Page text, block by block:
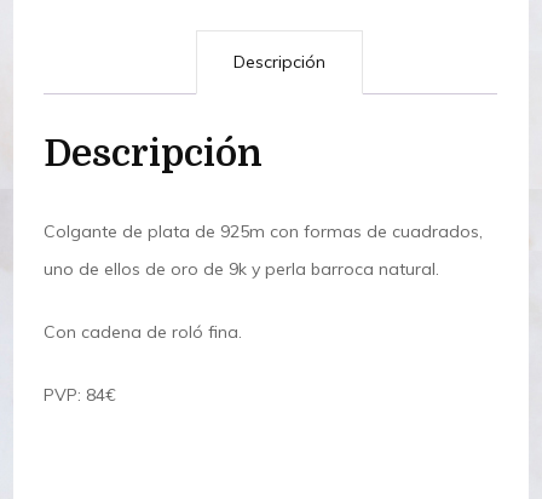
Descripción
Descripción
Colgante de plata de 925m con formas de cuadrados,
uno de ellos de oro de 9k y perla barroca natural.
Con cadena de roló fina.
PVP: 84€